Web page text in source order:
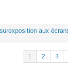
aux
1 2 3